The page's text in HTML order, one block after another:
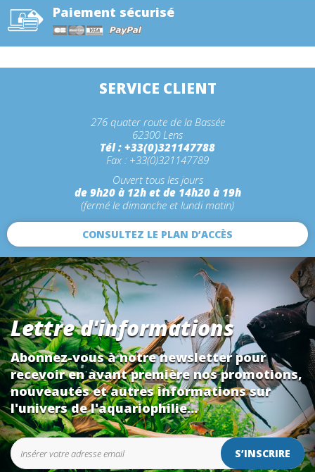
Paiement sécurisé
SERVICE CLIENT
276 quater route de la Bassée
62300 Lens
Tél : +33(0)321147788
Fax : +33(0)321147789
Ouvert tous les jours
de 9h20 à 12h et de 14h20 à 19h
(fermé le dimanche et lundi matin)
CONSULTEZ LE PLAN D’ACCÈS
Lettre d'informations
Abonnez-vous à notre newsletter pour
recevoir en avant première nos promotions,
nouveautés et autres informations sur
l'univers de l'aquariophilie...
S’INSCRIRE